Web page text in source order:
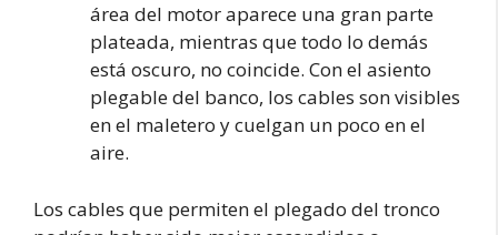
área del motor aparece una gran parte
plateada, mientras que todo lo demás
está oscuro, no coincide. Con el asiento
plegable del banco, los cables son visibles
en el maletero y cuelgan un poco en el
aire.
Los cables que permiten el plegado del tronco